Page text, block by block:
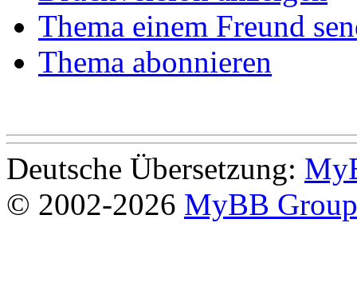
Thema einem Freund
Thema abonnieren
Deutsche Übersetzung:
© 2002-2026 MyBB Group